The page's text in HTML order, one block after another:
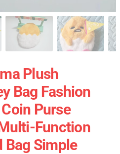
Plush
Bag Fashion
Purse
Function
Bag Simple